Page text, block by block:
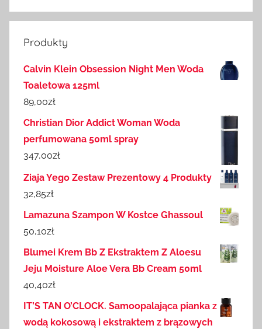
Produkty
Calvin Klein Obsession Night Men Woda
Toaletowa 125ml
89,00zł
Christian Dior Addict Woman Woda
perfumowana 50ml spray
347,00zł
Ziaja Yego Zestaw Prezentowy 4 Produkty
32,85zł
Lamazuna Szampon W Kostce Ghassoul
50,10zł
Blumei Krem Bb Z Ekstraktem Z Aloesu
Jeju Moisture Aloe Vera Bb Cream 50ml
40,40zł
IT’S TAN O’CLOCK. Samoopalająca pianka z
wodą kokosową i ekstraktem z brązowych